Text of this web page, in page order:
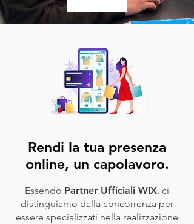
Rendi la tua presenza
online, un capolavoro.
Essendo Partner Ufficiali WIX, ci
distinguiamo dalla concorrenza per
essere specializzati nella realizzazione